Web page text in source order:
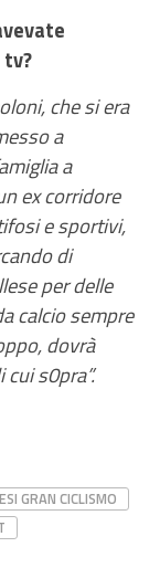
che si era
a
a
ex corridore
e sportivi,
di
per delle
calcio sempre
dovrà
s0pra”.
GRAN CICLISMO